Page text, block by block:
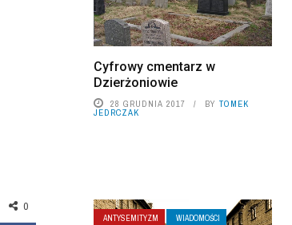
Cyfrowy cmentarz w
Dzierżoniowie
28 GRUDNIA 2017 BY TOMEK
JEDRCZAK
ANTYSEMITYZM WIADOMOŚCI
0